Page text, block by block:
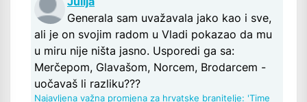
Generala sam uvažavala jako kao i sve,
ali je on svojim radom u Vladi pokazao da mu
u miru nije ništa jasno. Usporedi ga sa:
Merčepom, Glavašom, Norcem, Brodarcem -
uočavaš li razliku???
Najavljena važna promjena za hrvatske branitelje: 'Time